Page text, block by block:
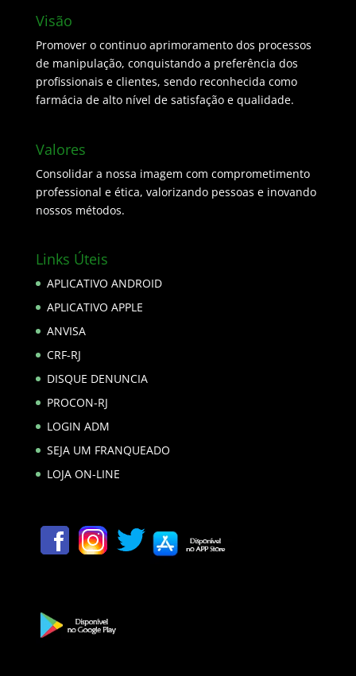
Visão
Promover o continuo aprimoramento dos processos
de manipulação, conquistando a preferência dos
profissionais e clientes, sendo reconhecida como
farmácia de alto nível de satisfação e qualidade.
Valores
Consolidar a nossa imagem com comprometimento
professional e ética, valorizando pessoas e inovando
nossos métodos.
Links Úteis
APLICATIVO ANDROID
APLICATIVO APPLE
ANVISA
CRF-RJ
DISQUE DENUNCIA
PROCON-RJ
LOGIN ADM
SEJA UM FRANQUEADO
LOJA ON-LINE